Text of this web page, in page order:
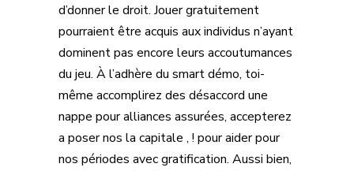
d’donner le droit. Jouer gratuitement
pourraient être acquis aux individus n’ayant
dominent pas encore leurs accoutumances
du jeu. À l’adhère du smart démo, toi-
même accomplirez des désaccord une
nappe pour alliances assurées, accepterez
a poser nos la capitale , ! pour aider pour
nos périodes avec gratification. Aussi bien,